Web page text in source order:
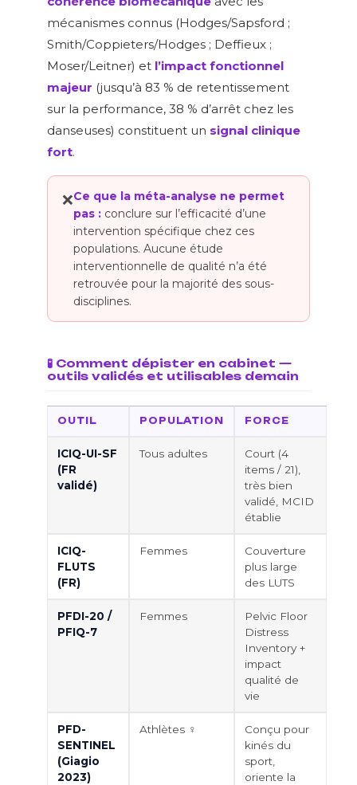
mécanismes connus (Hodges/Sapsford ;
Smith/Coppieters/Hodges ; Deffieux ;
Moser/Leitner) et l’impact fonctionnel
majeur (jusqu’à 83 % de retentissement
sur la performance, 38 % d’arrêt chez les
danseuses) constituent un signal clinique
fort.
❌Ce que la méta-analyse ne permet
pas : conclure sur l’efficacité d’une
intervention spécifique chez ces
populations. Aucune étude
interventionnelle de qualité n’a été
retrouvée pour la majorité des sous-
disciplines.
🧪 Comment dépister en cabinet —
outils validés et utilisables demain
OUTIL POPULATION FORCE
ICIQ-UI-SF
(FR
validé)
Tous adultes
Court (4
items / 21),
très bien
validé, MCID
établie
ICIQ-
FLUTS
(FR)
Femmes
Couverture
plus large
des LUTS
PFDI-20 /
PFIQ-7
Femmes
Pelvic Floor
Distress
Inventory +
impact
qualité de
vie
PFD-
SENTINEL
(Giagio
2023)
Athlètes ♀
Conçu pour
kinés du
sport,
oriente la